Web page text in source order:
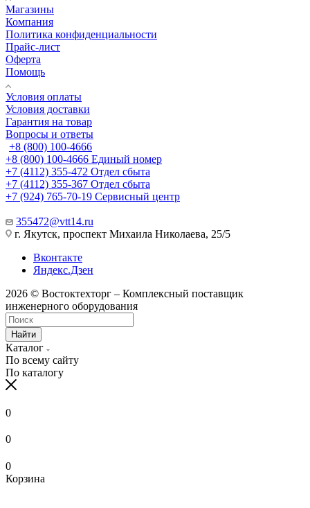
Магазины
Компания
Политика конфиденциальности
Прайс-лист
Оферта
Помощь
Условия оплаты
Условия доставки
Гарантия на товар
Вопросы и ответы
+8 (800) 100-4666
+8 (800) 100-4666 Единый номер
+7 (4112) 355-472 Отдел сбыта
+7 (4112) 355-367 Отдел сбыта
+7 (924) 765-70-19 Сервисный центр
355472@vtt14.ru
г. Якутск, проспект Михаила Николаева, 25/5
Вконтакте
Яндекс.Дзен
2026 © Востоктехторг – Комплексный поставщик
инженерного оборудования
Найти
Каталог
По всему сайту
По каталогу
0
0
0
Корзина